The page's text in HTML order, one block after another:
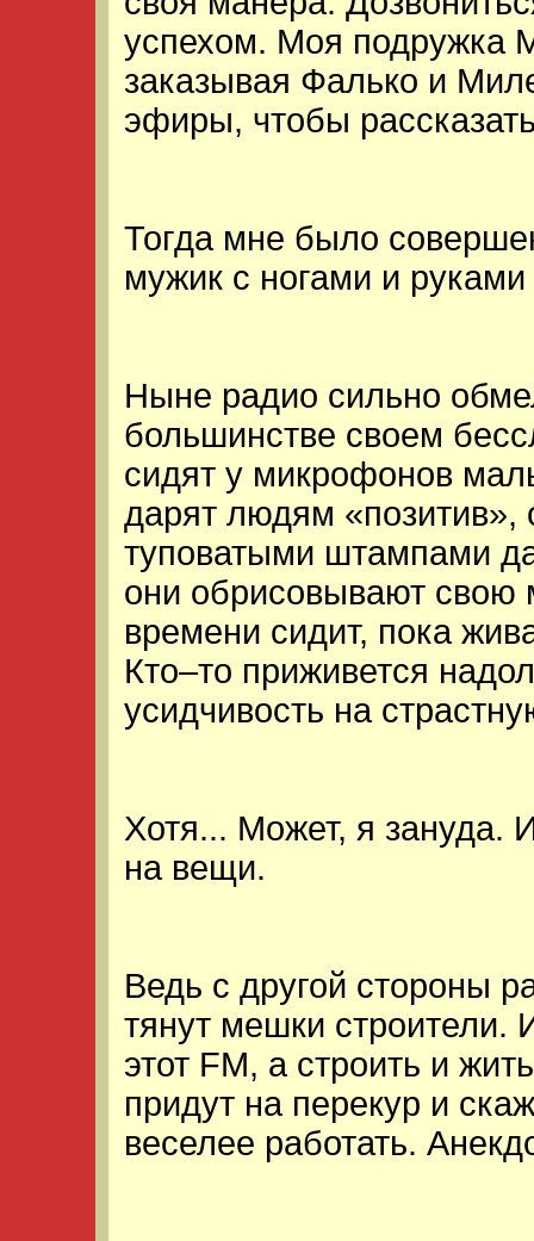
успехом. Моя подружка
заказывая Фалько и
эфиры, чтобы
Тогда мне было
мужик с ногами и
Ныне радио сильно
большинстве своем
сидят у микрофонов
дарят людям «позитив»,
туповатыми штампами
они обрисовывают свою
времени сидит, пока
Кто–то приживется
усидчивость на
Хотя... Может, я зануда.
на вещи.
Ведь с другой стороны
тянут мешки строители.
этот FM, а строить и
придут на перекур и
веселее работать.